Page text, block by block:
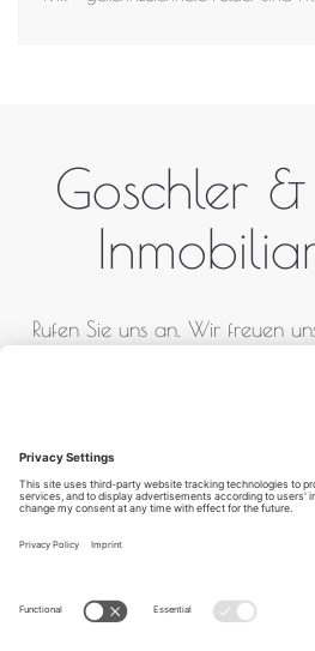
Goschler
Rufen Sie uns an. Wir freuen
Impressum AGB